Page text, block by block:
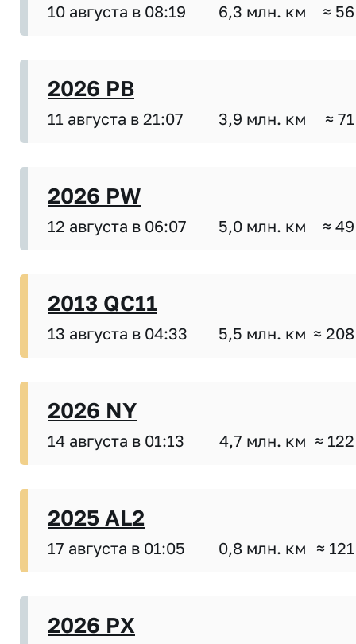
10 августа в 08:19 6,3 млн. км ≈
2026 PB
11 августа в 21:07 3,9 млн. км ≈
2026 PW
12 августа в 06:07 5,0 млн. км ≈
2013 QC11
13 августа в 04:33 5,5 млн. км ≈
2026 NY
14 августа в 01:13 4,7 млн. км ≈
2025 AL2
17 августа в 01:05 0,8 млн. км ≈
2026 PX